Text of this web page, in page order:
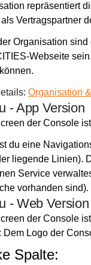
repräsentiert
Vertragspartner
Organisation
Webseite
Organisation
- App Version
der Console
du eine
liegende Linien).
Service
vorhanden sind).
- Web Version
der Console
Dem Logo der
Spalte: